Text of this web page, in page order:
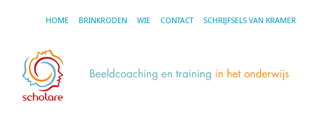
HOME BRINKRODEN WIE CONTACT SCHRIJFSELS VAN KRAMER